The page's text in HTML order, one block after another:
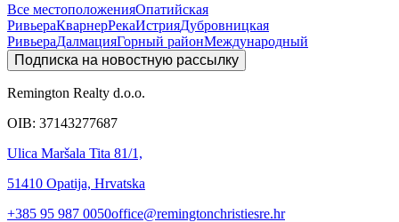
Все местоположенияОпатийская
РивьераКварнерРекаИстрияДубровницкая
РивьераДалмацияГорный районМеждународный
Подписка на новостную рассылку
Remington Realty d.o.o.
OIB: 37143277687
Ulica Maršala Tita 81/1,
51410 Opatija, Hrvatska
+385 95 987 0050office@remingtonchristiesre.hr